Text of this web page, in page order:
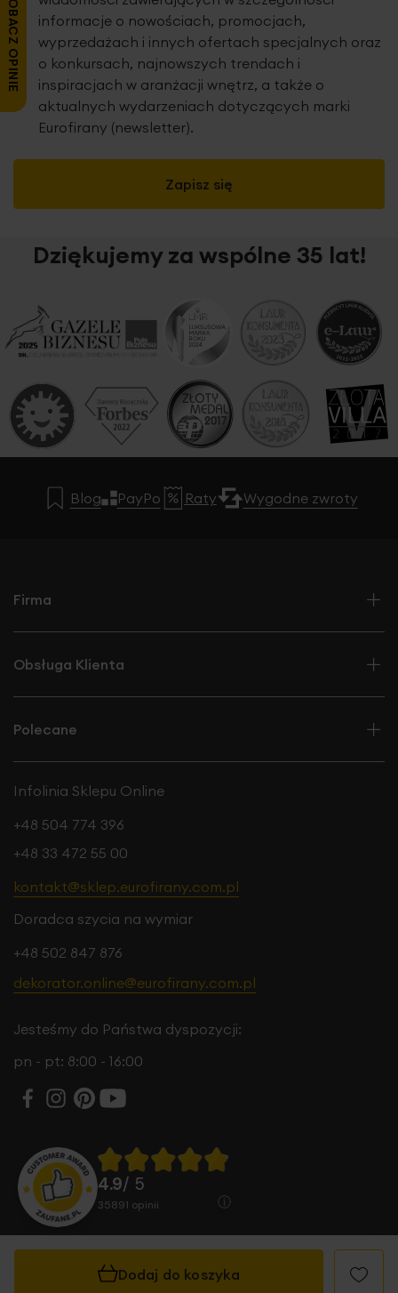
Dodaj do koszyka
Zapisz się
informacje o nowościach, promocjach,
wyprzedażach i innych ofertach specjalnych oraz
o konkursach, najnowszych trendach i
inspiracjach w aranżacji wnętrz, a także o
aktualnych wydarzeniach dotyczących marki
Eurofirany (newsletter).
Dziękujemy za wspólne 35 lat!
Blog PayPo Raty Wygodne zwroty
Firma
Obsługa Klienta
Polecane
Infolinia Sklepu Online
+48 504 774 396
+48 33 472 55 00
kontakt@sklep.eurofirany.com.pl
Doradca szycia na wymiar
+48 502 847 876
dekorator.online@eurofirany.com.pl
Jesteśmy do Państwa dyspozycji:
pn - pt: 8:00 - 16:00
4.9/ 5
35891 opinii
ZOBACZ OPINIE